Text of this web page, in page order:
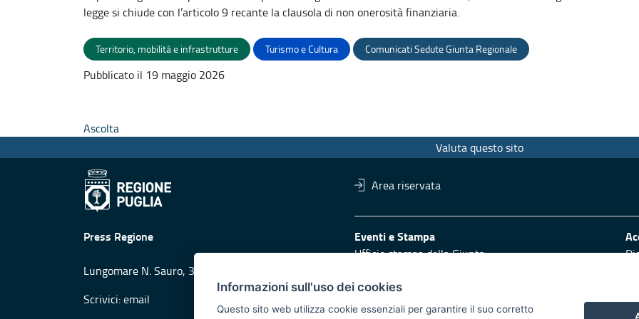
legge si chiude con l’articolo 9 recante la clausola di non onerosità finanziaria.
Territorio, mobilità e infrastrutture Turismo e Cultura Comunicati Sedute Giunta Regionale
Pubblicato il 19 maggio 2026
Ascolta
Valuta questo sito
Area riservata
Press Regione
Lungomare N. Sauro, 33 - 70121 Bari
Scrivici:email
Eventi e Stampa
Ufficio stampa della Giunta
Logo e identità regionale
Redazione
Informazioni sull'uso dei cookies
Questo sito web utilizza cookie essenziali per garantire il suo corretto